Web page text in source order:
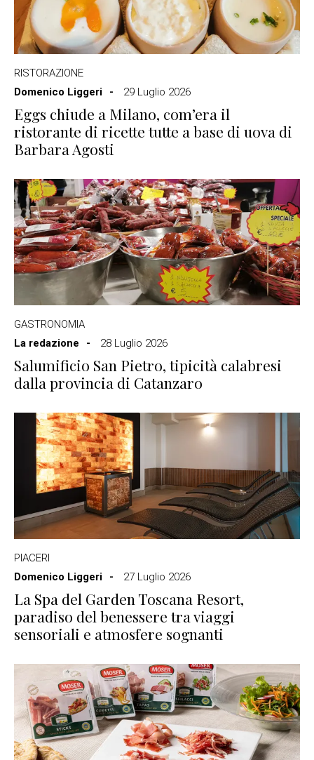
RISTORAZIONE
Domenico Liggeri
29 Luglio 2026
Eggs chiude a Milano, com’era il
ristorante di ricette tutte a base di uova di
Barbara Agosti
GASTRONOMIA
La redazione
28 Luglio 2026
Salumificio San Pietro, tipicità calabresi
dalla provincia di Catanzaro
PIACERI
Domenico Liggeri
27 Luglio 2026
La Spa del Garden Toscana Resort,
paradiso del benessere tra viaggi
sensoriali e atmosfere sognanti